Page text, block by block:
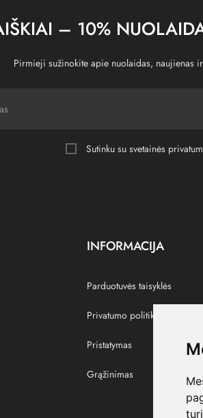
– 10%
Pirmieji sužinokite apie nuolaidas, naujienas
Sutinku su svetainės
INFORMACIJA
Parduotuvės taisyklės
Privatumo politika
Pristatymas
Grąžinimas